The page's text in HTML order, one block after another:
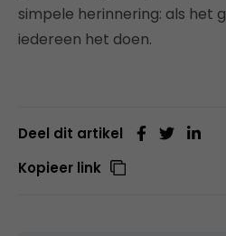
simpele herinnering: als het
iedereen het doen.
Deel dit artikel
Kopieer link